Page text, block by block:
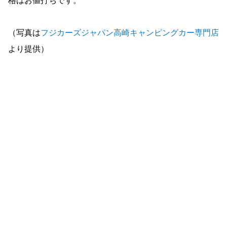
（写真はフジカーズジャパン高崎キャンピングカー専門店
より提供）